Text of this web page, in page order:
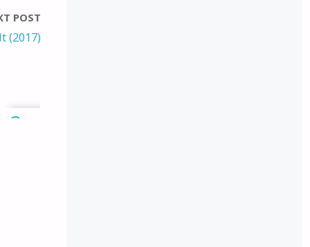
POST
(2017)